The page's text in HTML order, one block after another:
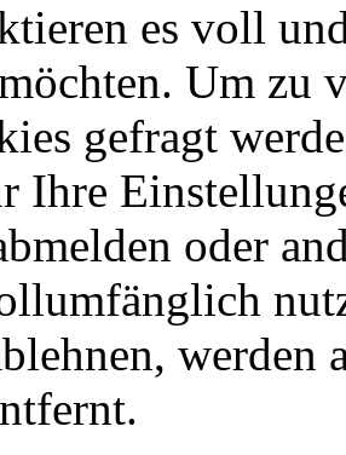
es voll
Um zu
gefragt
Ihre
oder
werden